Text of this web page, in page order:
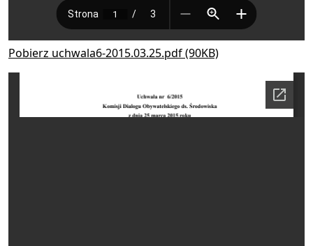
Pobierz uchwala6-2015.03.25.pdf (90KB)